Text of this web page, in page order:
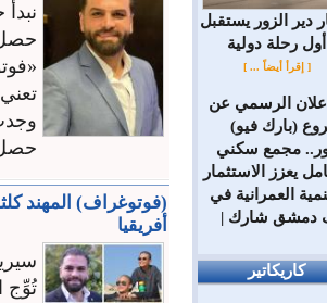
حصل
حصل
(فوتوغراف) المهند
أفريقيا
تُوِّج
دير الزور يستقبل
أول رحلة دولية
[ إقرأ أيضاً ... ]
الرسمي عن
(بارك فيو)
مجمع سكني
يعزز الاستثمار
العمرانية في
دمشق شارك |
كاريكاتير